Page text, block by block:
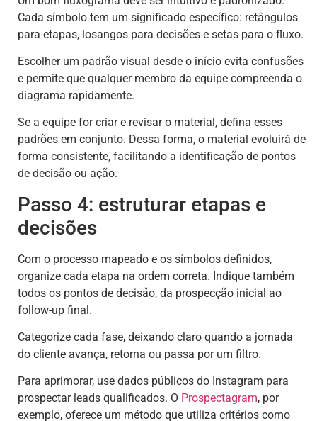
Cada símbolo tem um significado específico: retângulos
para etapas, losangos para decisões e setas para o fluxo.
Escolher um padrão visual desde o início evita confusões
e permite que qualquer membro da equipe compreenda o
diagrama rapidamente.
Se a equipe for criar e revisar o material, defina esses
padrões em conjunto. Dessa forma, o material evoluirá de
forma consistente, facilitando a identificação de pontos
de decisão ou ação.
Passo 4: estruturar etapas e
decisões
Com o processo mapeado e os símbolos definidos,
organize cada etapa na ordem correta. Indique também
todos os pontos de decisão, da prospecção inicial ao
follow-up final.
Categorize cada fase, deixando claro quando a jornada
do cliente avança, retorna ou passa por um filtro.
Para aprimorar, use dados públicos do Instagram para
prospectar leads qualificados. O Prospectagram, por
exemplo, oferece um método que utiliza critérios como